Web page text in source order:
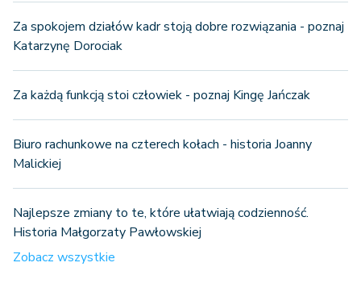
Za spokojem działów kadr stoją dobre rozwiązania - poznaj
Katarzynę Dorociak
Za każdą funkcją stoi człowiek - poznaj Kingę Jańczak
Biuro rachunkowe na czterech kołach - historia Joanny
Malickiej
Najlepsze zmiany to te, które ułatwiają codzienność.
Historia Małgorzaty Pawłowskiej
Zobacz wszystkie